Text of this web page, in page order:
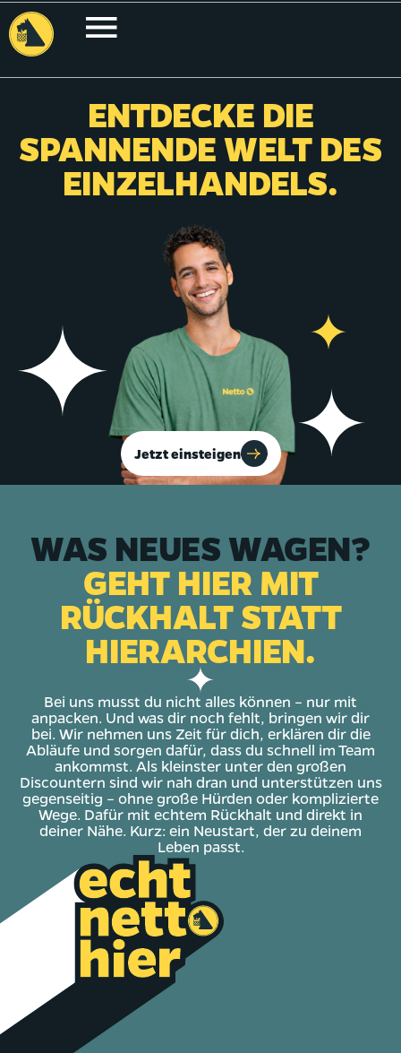
Jetzt einsteigen
ENTDECKE DIE
SPANNENDE WELT DES
EINZELHANDELS.
WAS NEUES WAGEN?
GEHT HIER MIT
RÜCKHALT STATT
HIERARCHIEN.
Bei uns musst du nicht alles können – nur mit
anpacken. Und was dir noch fehlt, bringen wir dir
bei. Wir nehmen uns Zeit für dich, erklären dir die
Abläufe und sorgen dafür, dass du schnell im Team
ankommst. Als kleinster unter den großen
Discountern sind wir nah dran und unterstützen uns
gegenseitig – ohne große Hürden oder komplizierte
Wege. Dafür mit echtem Rückhalt und direkt in
deiner Nähe. Kurz: ein Neustart, der zu deinem
Leben passt.